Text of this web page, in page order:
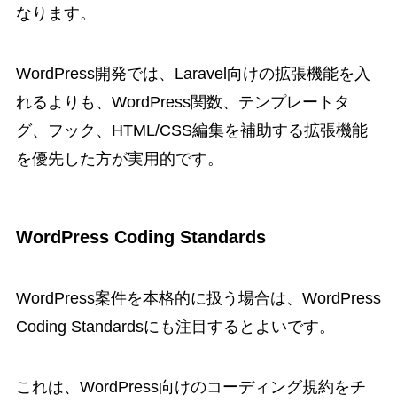
なります。
WordPress開発では、Laravel向けの拡張機能を入
れるよりも、WordPress関数、テンプレートタ
グ、フック、HTML/CSS編集を補助する拡張機能
を優先した方が実用的です。
WordPress Coding Standards
WordPress案件を本格的に扱う場合は、WordPress
Coding Standardsにも注目するとよいです。
これは、WordPress向けのコーディング規約をチ